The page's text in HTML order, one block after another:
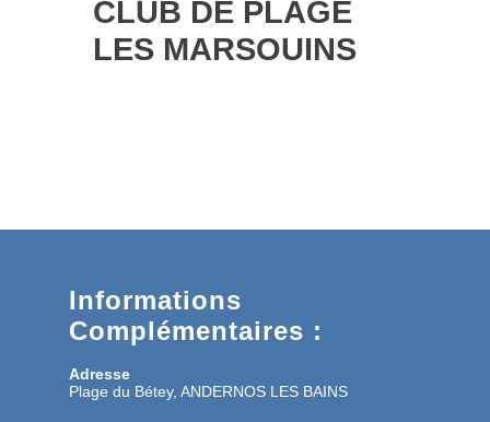
CLUB DE PLAGE
LES MARSOUINS
Informations
Complémentaires :
Adresse
Plage du Bétey, ANDERNOS LES BAINS